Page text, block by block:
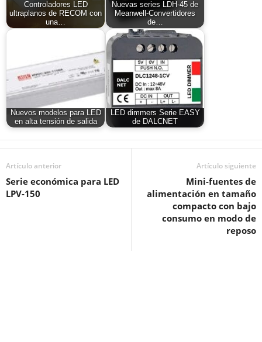
Controladores LED
ultraplanos de RECOM con
una…
Nuevas series LDH-45 de
Meanwell-Convertidores
de…
Nuevos modelos para LED
en alta tensión de salida
LED dimmers Serie EASY
de DALCNET
Artículo anterior
Serie económica para LED
LPV-150
Artículo siguiente
Mini-fuentes de
alimentación en tamaño
compacto con bajo
consumo en modo de
reposo